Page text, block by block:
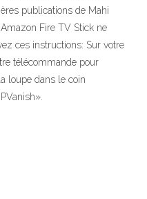
publications de Mahi
Fire TV Stick ne
ces instructions: Sur votre
télécommande pour
loupe dans le coin